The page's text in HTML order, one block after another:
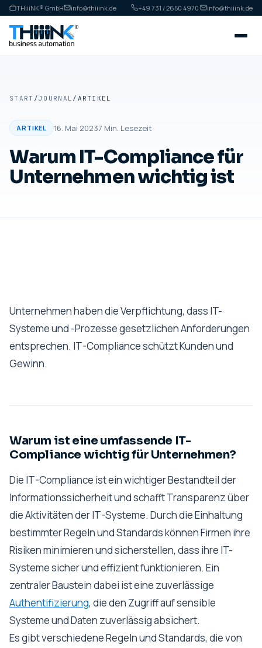
THiiiNK® GmbH info@thiiink.de +49 731 / 2650 4970· info@thiiink.de
START /JOURNAL / ARTIKEL
ARTIKEL 16. Mai 20237 Min. Lesezeit
Warum IT-Compliance für
Unternehmen wichtig ist
Unternehmen haben die Verpflichtung, dass IT-
Systeme und -Prozesse gesetzlichen Anforderungen
entsprechen. IT-Compliance schützt Kunden und
Gewinn.
Warum ist eine umfassende IT-
Compliance wichtig für Unternehmen?
Die IT-Compliance ist ein wichtiger Bestandteil der
Informationssicherheit und schafft Transparenz über
die Aktivitäten der IT-Systeme. Durch die Einhaltung
bestimmter Regeln und Standards können Firmen ihre
Risiken minimieren und sicherstellen, dass ihre IT-
Systeme sicher und effizient funktionieren. Ein
zentraler Baustein dabei ist eine zuverlässige
Authentifizierung, die den Zugriff auf sensible
Systeme und Daten zuverlässig absichert.
Es gibt verschiedene Regeln und Standards, die von